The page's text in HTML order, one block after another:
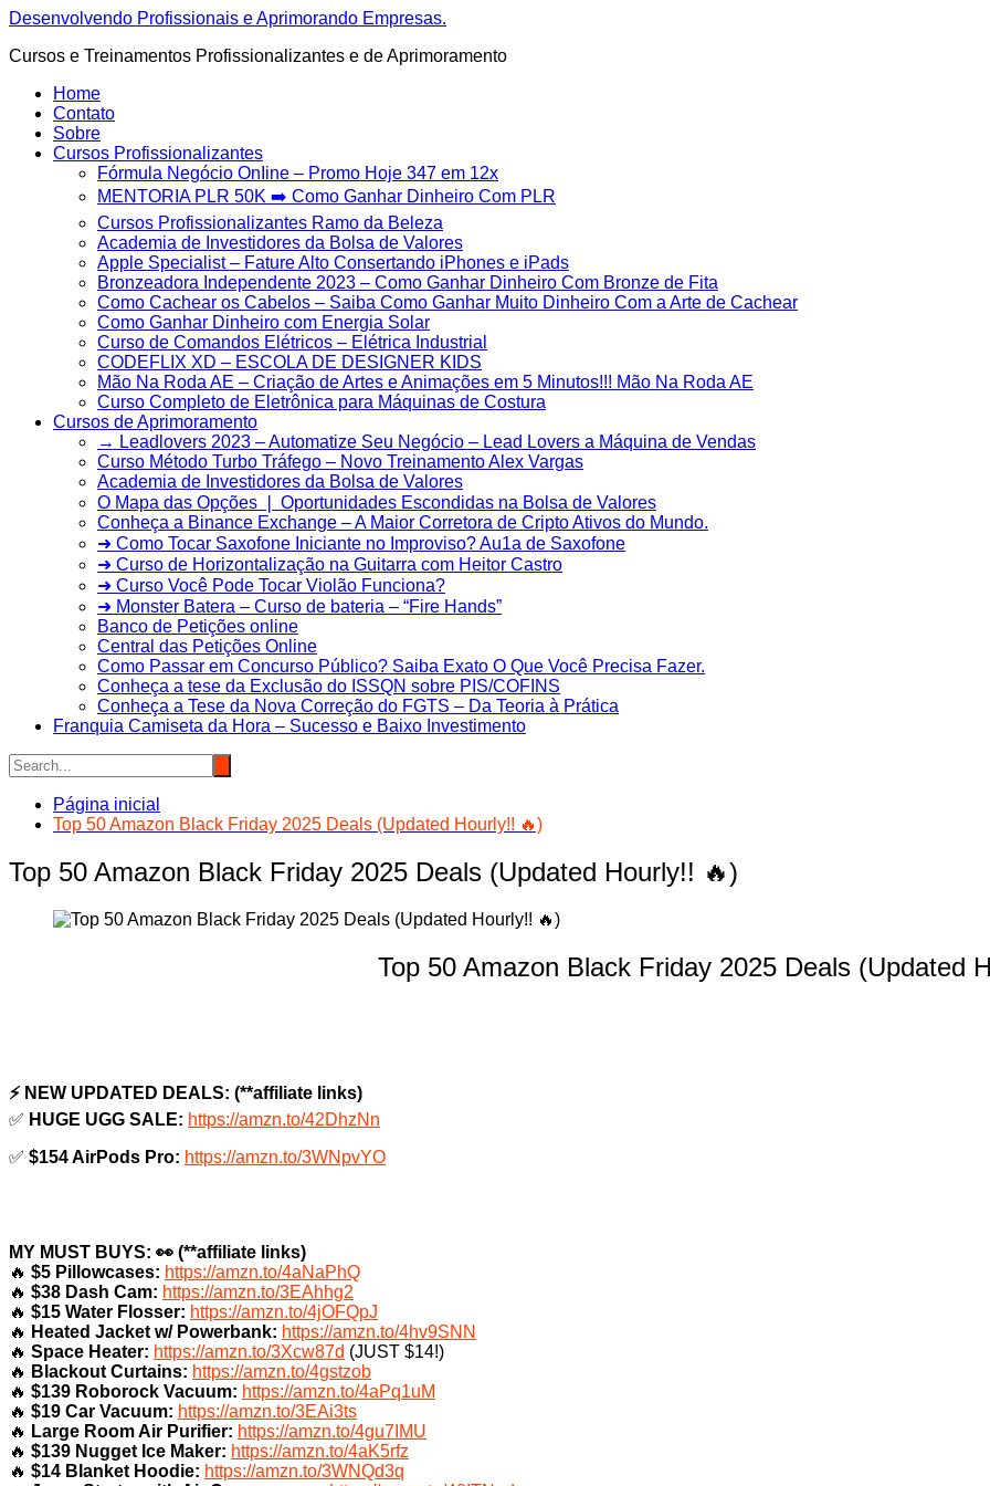
Ir
o
Desenvolvendo Profissionais e Aprimorando Empresas.
Cursos e Treinamentos Profissionalizantes e de Aprimoramento
Home
Contato
Sobre
Cursos Profissionalizantes
Fórmula Negócio OnIine – Promo Hoje 347 em 12x
MENTORIA PLR 50K ➡️ Como Ganhar Dinheiro Com PLR
Cursos Profissionalizantes Ramo da Beleza
Academia de Investidores da Bolsa de Valores
Apple Specialist – Fature Alto Consertando iPhones e iPads
Bronzeadora Independente 2023 – Como Ganhar Dinheiro Com Bronze de Fita
Como Cachear os Cabelos – Saiba Como Ganhar Muito Dinheiro Com a Arte de Cachear
Como Ganhar Dinheiro com Energia Solar
Curso de Comandos Elétricos – Elétrica Industrial
CODEFLIX XD – ESCOLA DE DESIGNER KIDS
Mão Na Roda AE – Criação de Artes e Animações em 5 Minutos!!! Mão Na Roda AE
Curso Completo de Eletrônica para Máquinas de Costura
Cursos de Aprimoramento
→ Leadlovers 2023 – Automatize Seu Negócio – Lead Lovers a Máquina de Vendas
Curso Método Turbo Tráfego – Novo Treinamento Alex Vargas
Academia de Investidores da Bolsa de Valores
O Mapa das Opções ❘ Oportunidades Escondidas na Bolsa de Valores
Conheça a Binance Exchange – A Maior Corretora de Cripto Ativos do Mundo.
➜ Como Tocar Saxofone Iniciante no Improviso? Au1a de Saxofone
➜ Curso de Horizontalização na Guitarra com Heitor Castro
➜ Curso Você Pode Tocar Violão Funciona?
➜ Monster Batera – Curso de bateria – “Fire Hands”‎
Banco de Petições online
Central das Petições Online
Como Passar em Concurso Público? Saiba Exato O Que Você Precisa Fazer.
Conheça a tese da Exclusão do ISSQN sobre PIS/COFINS
Conheça a Tese da Nova Correção do FGTS – Da Teoria à Prática
Franquia Camiseta da Hora – Sucesso e Baixo Investimento
Página inicial
Top 50 Amazon Black Friday 2025 Deals (Updated Hourly!! 🔥)
Top 50 Amazon Black Friday 2025 Deals (Updated Hourly!! 🔥)
Top 50 Amazon Black Friday 2025 Deals (Updated
⚡️ NEW UPDATED DEALS: (**affiliate links)
✅ HUGE UGG SALE: https://amzn.to/42DhzNn
✅ $154 AirPods Pro: https://amzn.to/3WNpvYO
MY MUST BUYS: 👀 (**affiliate links)
🔥 $5 Pillowcases: https://amzn.to/4aNaPhQ
🔥 $38 Dash Cam: https://amzn.to/3EAhhg2
🔥 $15 Water Flosser: https://amzn.to/4jOFQpJ
🔥 Heated Jacket w/ Powerbank: https://amzn.to/4hv9SNN
🔥 Space Heater: https://amzn.to/3Xcw87d (JUST $14!)
🔥 Blackout Curtains: https://amzn.to/4gstzob
🔥 $139 Roborock Vacuum: https://amzn.to/4aPq1uM
🔥 $19 Car Vacuum: https://amzn.to/3EAi3ts
🔥 Large Room Air Purifier: https://amzn.to/4gu7IMU
🔥 $139 Nugget Ice Maker: https://amzn.to/4aK5rfz
🔥 $14 Blanket Hoodie: https://amzn.to/3WNQd3q